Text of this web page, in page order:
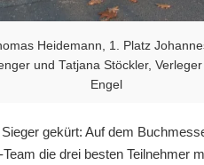
Heidemann, 1. Platz
und Tatjana Stöckler,
Engel
gekürt: Auf dem
die drei besten Teilnehmer